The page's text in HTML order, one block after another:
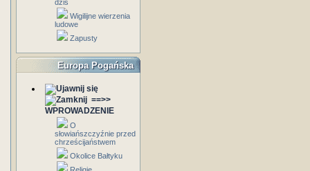
dziś
Wigilijne wierzenia
ludowe
Zapusty
Europa Pogańska
==>>
WPROWADZENIE
O
słowiańszczyźnie przed
chrześcijaństwem
Okolice Bałtyku